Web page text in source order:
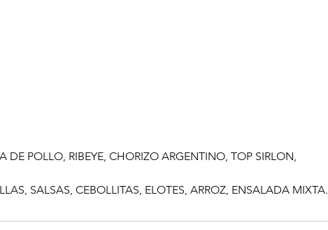
DE POLLO, RIBEYE, CHORIZO ARGENTINO, TOP SIRLON,
SALSAS, CEBOLLITAS, ELOTES, ARROZ, ENSALADA MIXTA.